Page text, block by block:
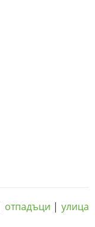
отпадъци | улица